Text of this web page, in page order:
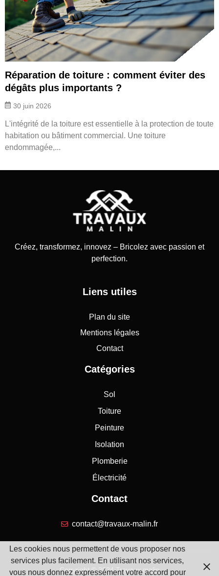
Réparation de toiture : comment éviter des
dégâts plus importants ?
30 juin 2026
L'intégrité de la toiture est essentielle à la protection de toute
habitation ou bâtiment commercial. Une toiture
endommagée,...
Créez, transformez, innovez – Bricolez avec passion et
perfection.
Liens utiles
Plan du site
Mentions légales
Contact
Catégories
Sol
Toiture
Peinture
Isolation
Plomberie
Électricité
Contact
contact@travaux-malin.fr
Copyright © 2024 Travaux malin
Les cookies nous permettent de vous proposer nos
services plus facilement. En utilisant nos services,
vous nous donnez expressément votre accord pour